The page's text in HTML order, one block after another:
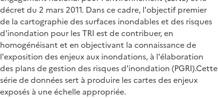
décret du 2 mars 2011. Dans ce cadre, l'objectif premier
de la cartographie des surfaces inondables et des risques
d'inondation pour les TRI est de contribuer, en
homogénéisant et en objectivant la connaissance de
l'exposition des enjeux aux inondations, à l'élaboration
des plans de gestion des risques d'inondation (PGRI).Cette
série de données sert à produire les cartes des enjeux
exposés à une échelle appropriée.